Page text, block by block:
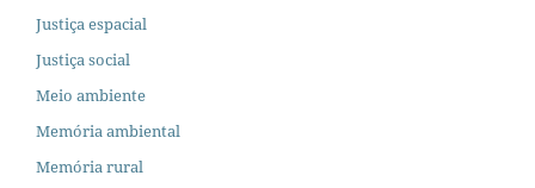
Justiça espacial
Justiça social
Meio ambiente
Memória ambiental
Memória rural